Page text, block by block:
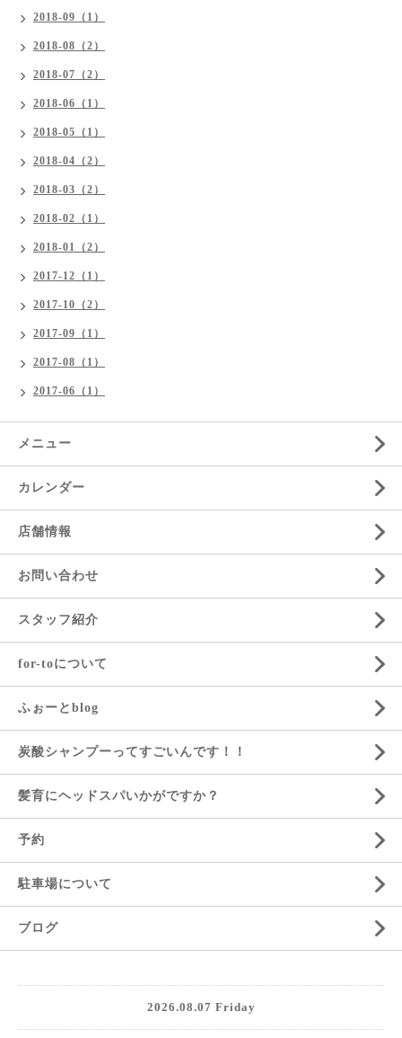
2018-09（1）
2018-08（2）
2018-07（2）
2018-06（1）
2018-05（1）
2018-04（2）
2018-03（2）
2018-02（1）
2018-01（2）
2017-12（1）
2017-10（2）
2017-09（1）
2017-08（1）
2017-06（1）
メニュー
カレンダー
店舗情報
お問い合わせ
スタッフ紹介
for-toについて
ふぉーとblog
炭酸シャンプーってすごいんです！！
髪育にヘッドスパいかがですか？
予約
駐車場について
ブログ
2026.08.07 Friday